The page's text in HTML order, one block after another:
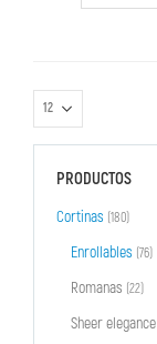
PRODUCTOS
Cortinas (180)
Enrollables (76)
Romanas (22)
Sheer elegance